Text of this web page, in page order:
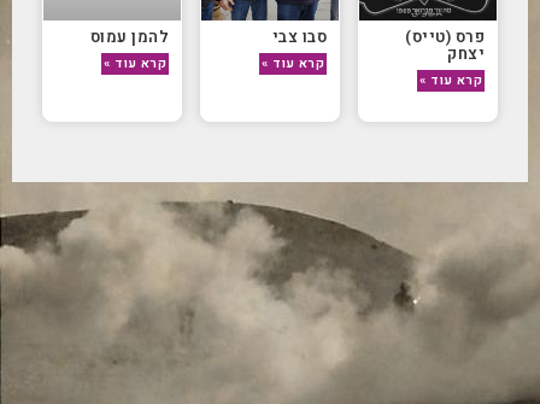
פרס (טייס)
יצחק
קרא עוד »
סבו צבי
קרא עוד »
להמן עמוס
קרא עוד »